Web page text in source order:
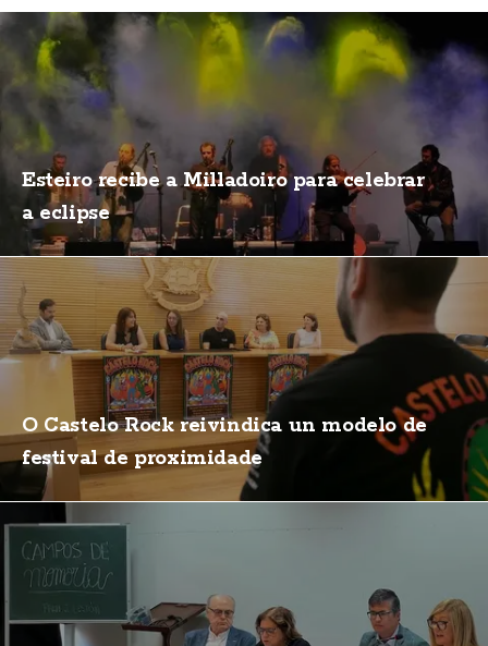
Esteiro recibe a Milladoiro para celebrar
a eclipse
O Castelo Rock reivindica un modelo de
festival de proximidade